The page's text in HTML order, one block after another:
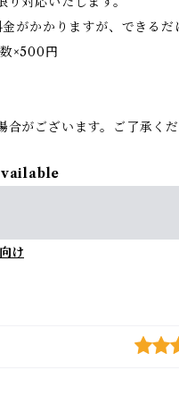
がかかりますが、できるだ
×500円
がございます。ご了承くだ
け